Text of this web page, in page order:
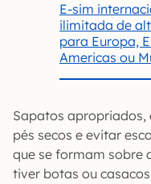
E-sim
ilimitada de
para Europa,
Americas ou
Sapatos apropriados,
pés secos e evitar
que se formam sobre
tiver botas ou